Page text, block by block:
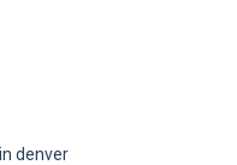
denver